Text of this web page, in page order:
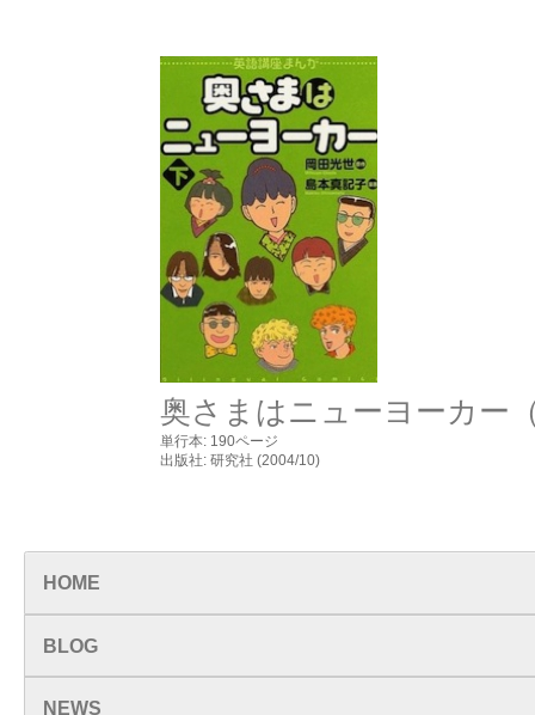
奥さまはニューヨーカー
単行本: 190ページ
出版社: 研究社 (2004/10)
HOME
BLOG
NEWS